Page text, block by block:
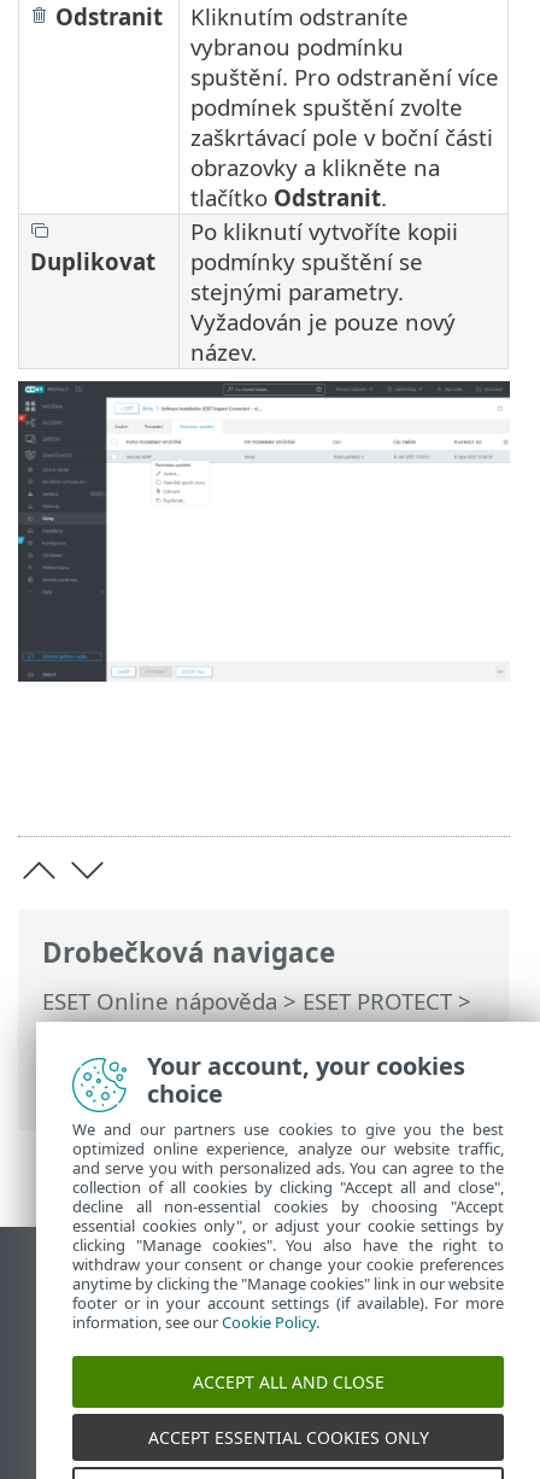
Drobečková navigace
ESET Online nápověda>ESET PROTECT>
Používání ESET PROTECT>Hlavní menu
ESET PROTECT>Úlohy> Přehled stavu>
Podrobnosti o úloze
Odstranit
Kliknutím odstraníte
vybranou podmínku
spuštění. Pro odstranění více
podmínek spuštění zvolte
zaškrtávací pole v boční části
obrazovky a klikněte na
tlačítko Odstranit.
Duplikovat
Po kliknutí vytvoříte kopii
podmínky spuštění se
stejnými parametry.
Vyžadován je pouze nový
název.
Zobrazit verzi pro počítač
End of Life
ESET Databáze znalostí
ESET Status Portal
Regionální podpora
Your account, your cookies
choice
We and our partners use cookies to give you the best
optimized online experience, analyze our website traffic,
and serve you with personalized ads. You can agree to the
collection of all cookies by clicking "Accept all and close",
decline all non-essential cookies by choosing "Accept
essential cookies only", or adjust your cookie settings by
clicking "Manage cookies". You also have the right to
withdraw your consent or change your cookie preferences
anytime by clicking the "Manage cookies" link in our website
footer or in your account settings (if available). For more
information, see ourCookie Policy.
ACCEPT ALL AND CLOSE
ACCEPT ESSENTIAL COOKIES ONLY